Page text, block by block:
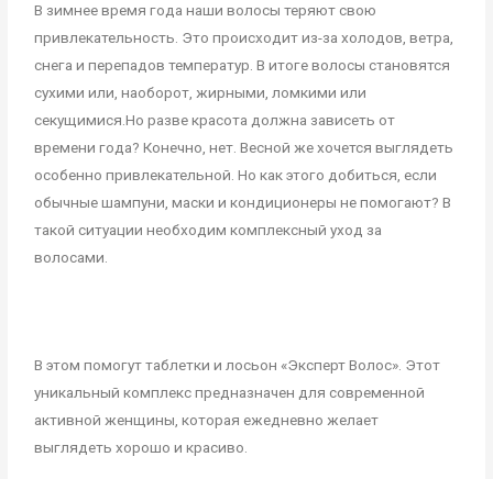
В зимнее время года наши волосы теряют свою
привлекательность. Это происходит из-за холодов, ветра,
снега и перепадов температур. В итоге волосы становятся
сухими или, наоборот, жирными, ломкими или
секущимися.Но разве красота должна зависеть от
времени года? Конечно, нет. Весной же хочется выглядеть
особенно привлекательной. Но как этого добиться, если
обычные шампуни, маски и кондиционеры не помогают? В
такой ситуации необходим комплексный уход за
волосами.
В этом помогут таблетки и лосьон «Эксперт Волос». Этот
уникальный комплекс предназначен для современной
активной женщины, которая ежедневно желает
выглядеть хорошо и красиво.